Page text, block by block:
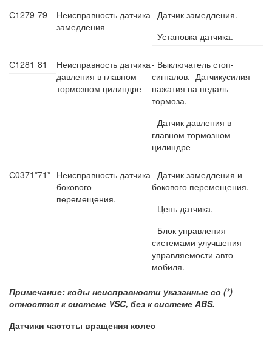
С1279 79
Неисправность датчика
замедления
- Датчик замедления.
- Установка датчика.
С1281 81
Неисправность датчика
давления в главном
тормозном цилиндре
- Выключатель стоп-
сигналов. -Датчикусилия
нажатия на педаль
тормоза.
- Датчик давления в
главном тормозном
цилиндре
С0371*71* Неисправность датчика
бокового
перемещения.
- Датчик замедления и
бокового перемещения.
- Цепь датчика.
- Блок управления
системами улучшения
управляемости авто­
мобиля.
Примечание: коды неисправности указанные со (*)
относятся к системе VSC, без к системе ABS.
Датчики частоты вращения колес